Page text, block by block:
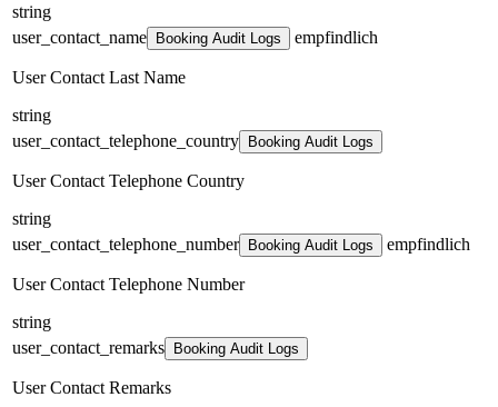
string
user_contact_name
Booking Audit Logs empfindlich
User Contact Last Name
string
user_contact_telephone_country
Booking Audit Logs
User Contact Telephone Country
string
user_contact_telephone_number
Booking Audit Logs empfindlich
User Contact Telephone Number
string
user_contact_remarks
Booking Audit Logs
User Contact Remarks